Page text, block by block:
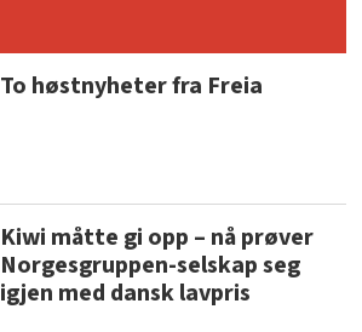
To høstnyheter fra Freia
Kiwi måtte gi opp – nå prøver
Norgesgruppen-selskap seg
igjen med dansk lavpris